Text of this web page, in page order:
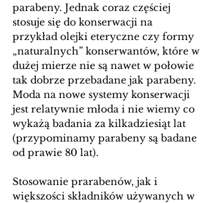
parabeny. Jednak coraz częściej
stosuje się do konserwacji na
przykład olejki eteryczne czy formy
„naturalnych” konserwantów, które w
dużej mierze nie są nawet w połowie
tak dobrze przebadane jak parabeny.
Moda na nowe systemy konserwacji
jest relatywnie młoda i nie wiemy co
wykażą badania za kilkadziesiąt lat
(przypominamy parabeny są badane
od prawie 80 lat).
Stosowanie prarabenów, jak i
większości składników używanych w